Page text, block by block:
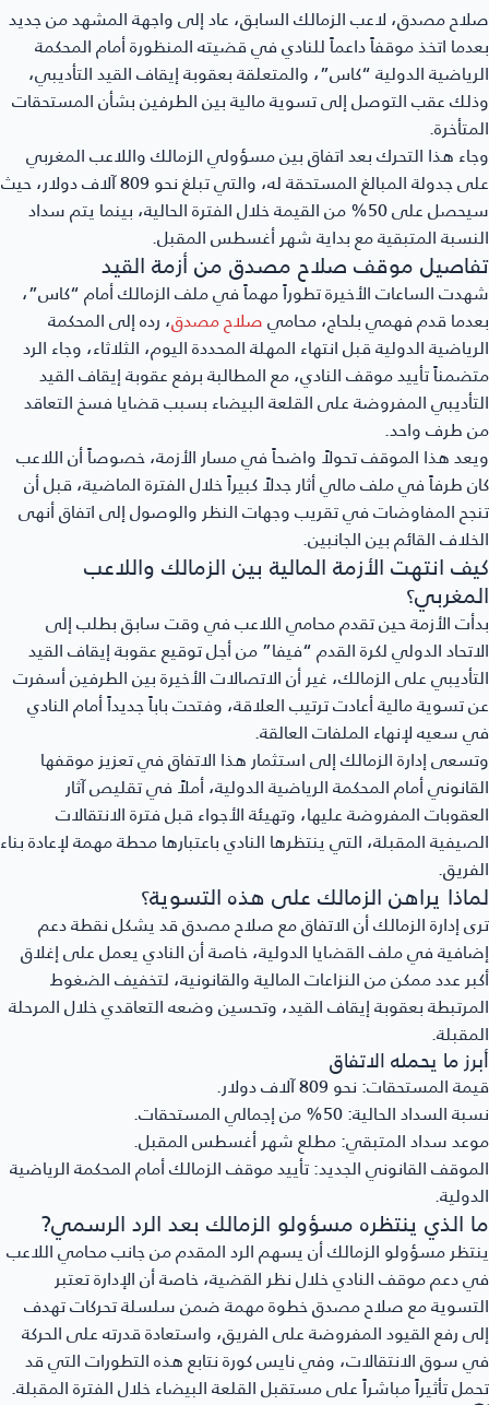
مصدق، لاعب الزمالك السابق، عاد إلى واجهة المشهد من جديد
اتخذ موقفاً داعماً للنادي في قضيته المنظورة أمام المحكمة
الدولية “كاس”، والمتعلقة بعقوبة إيقاف القيد التأديبي،
عقب التوصل إلى تسوية مالية بين الطرفين بشأن المستحقات
هذا التحرك بعد اتفاق بين مسؤولي الزمالك واللاعب المغربي
على جدولة المبالغ المستحقة له، والتي تبلغ نحو 809 آلاف دولار، حيث
سيحصل على 50% من القيمة خلال الفترة الحالية، بينما يتم سداد
المتبقية مع بداية شهر أغسطس المقبل.
موقف صلاح مصدق من أزمة القيد
الساعات الأخيرة تطوراً مهماً في ملف الزمالك أمام “كاس”،
قدم فهمي بلحاج، محاميصلاح مصدق، رده إلى المحكمة
الدولية قبل انتهاء المهلة المحددة اليوم، الثلاثاء، وجاء الرد
تأييد موقف النادي، مع المطالبة برفع عقوبة إيقاف القيد
المفروضة على القلعة البيضاء بسبب قضايا فسخ التعاقد
طرف واحد.
هذا الموقف تحولاً واضحاً في مسار الأزمة، خصوصاً أن اللاعب
طرفاً في ملف مالي أثار جدلاً كبيراً خلال الفترة الماضية، قبل أن
المفاوضات في تقريب وجهات النظر والوصول إلى اتفاق أنهى
القائم بين الجانبين.
انتهت الأزمة المالية بين الزمالك واللاعب
الأزمة حين تقدم محامي اللاعب في وقت سابق بطلب إلى
الدولي لكرة القدم “فيفا” من أجل توقيع عقوبة إيقاف القيد
على الزمالك، غير أن الاتصالات الأخيرة بين الطرفين أسفرت
تسوية مالية أعادت ترتيب العلاقة، وفتحت باباً جديداً أمام النادي
سعيه لإنهاء الملفات العالقة.
إدارة الزمالك إلى استثمار هذا الاتفاق في تعزيز موقفها
أمام المحكمة الرياضية الدولية، أملاً في تقليص آثار
المفروضة عليها، وتهيئة الأجواء قبل فترة الانتقالات
المقبلة، التي ينتظرها النادي باعتبارها محطة مهمة لإعادة بناء
يراهن الزمالك على هذه التسوية؟
إدارة الزمالك أن الاتفاق مع صلاح مصدق قد يشكل نقطة دعم
في ملف القضايا الدولية، خاصة أن النادي يعمل على إغلاق
عدد ممكن من النزاعات المالية والقانونية، لتخفيف الضغوط
بعقوبة إيقاف القيد، وتحسين وضعه التعاقدي خلال المرحلة
ما يحمله الاتفاق
المستحقات:نحو 809 آلاف دولار.
السداد الحالية:50% من إجمالي المستحقات.
سداد المتبقي:مطلع شهر أغسطس المقبل.
القانوني الجديد:تأييد موقف الزمالك أمام المحكمة الرياضية
الذي ينتظره مسؤولو الزمالك بعد الرد الرسمي?
مسؤولو الزمالك أن يسهم الرد المقدم من جانب محامي اللاعب
دعم موقف النادي خلال نظر القضية، خاصة أن الإدارة تعتبر
مع صلاح مصدق خطوة مهمة ضمن سلسلة تحركات تهدف
رفع القيود المفروضة على الفريق، واستعادة قدرته على الحركة
سوق الانتقالات، وفي نايس كورة نتابع هذه التطورات التي قد
تأثيراً مباشراً على مستقبل القلعة البيضاء خلال الفترة المقبلة.